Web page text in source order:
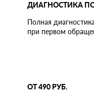
ДИАГНОСТИКА ПО
Полная
при первом
ОТ 490 РУБ.